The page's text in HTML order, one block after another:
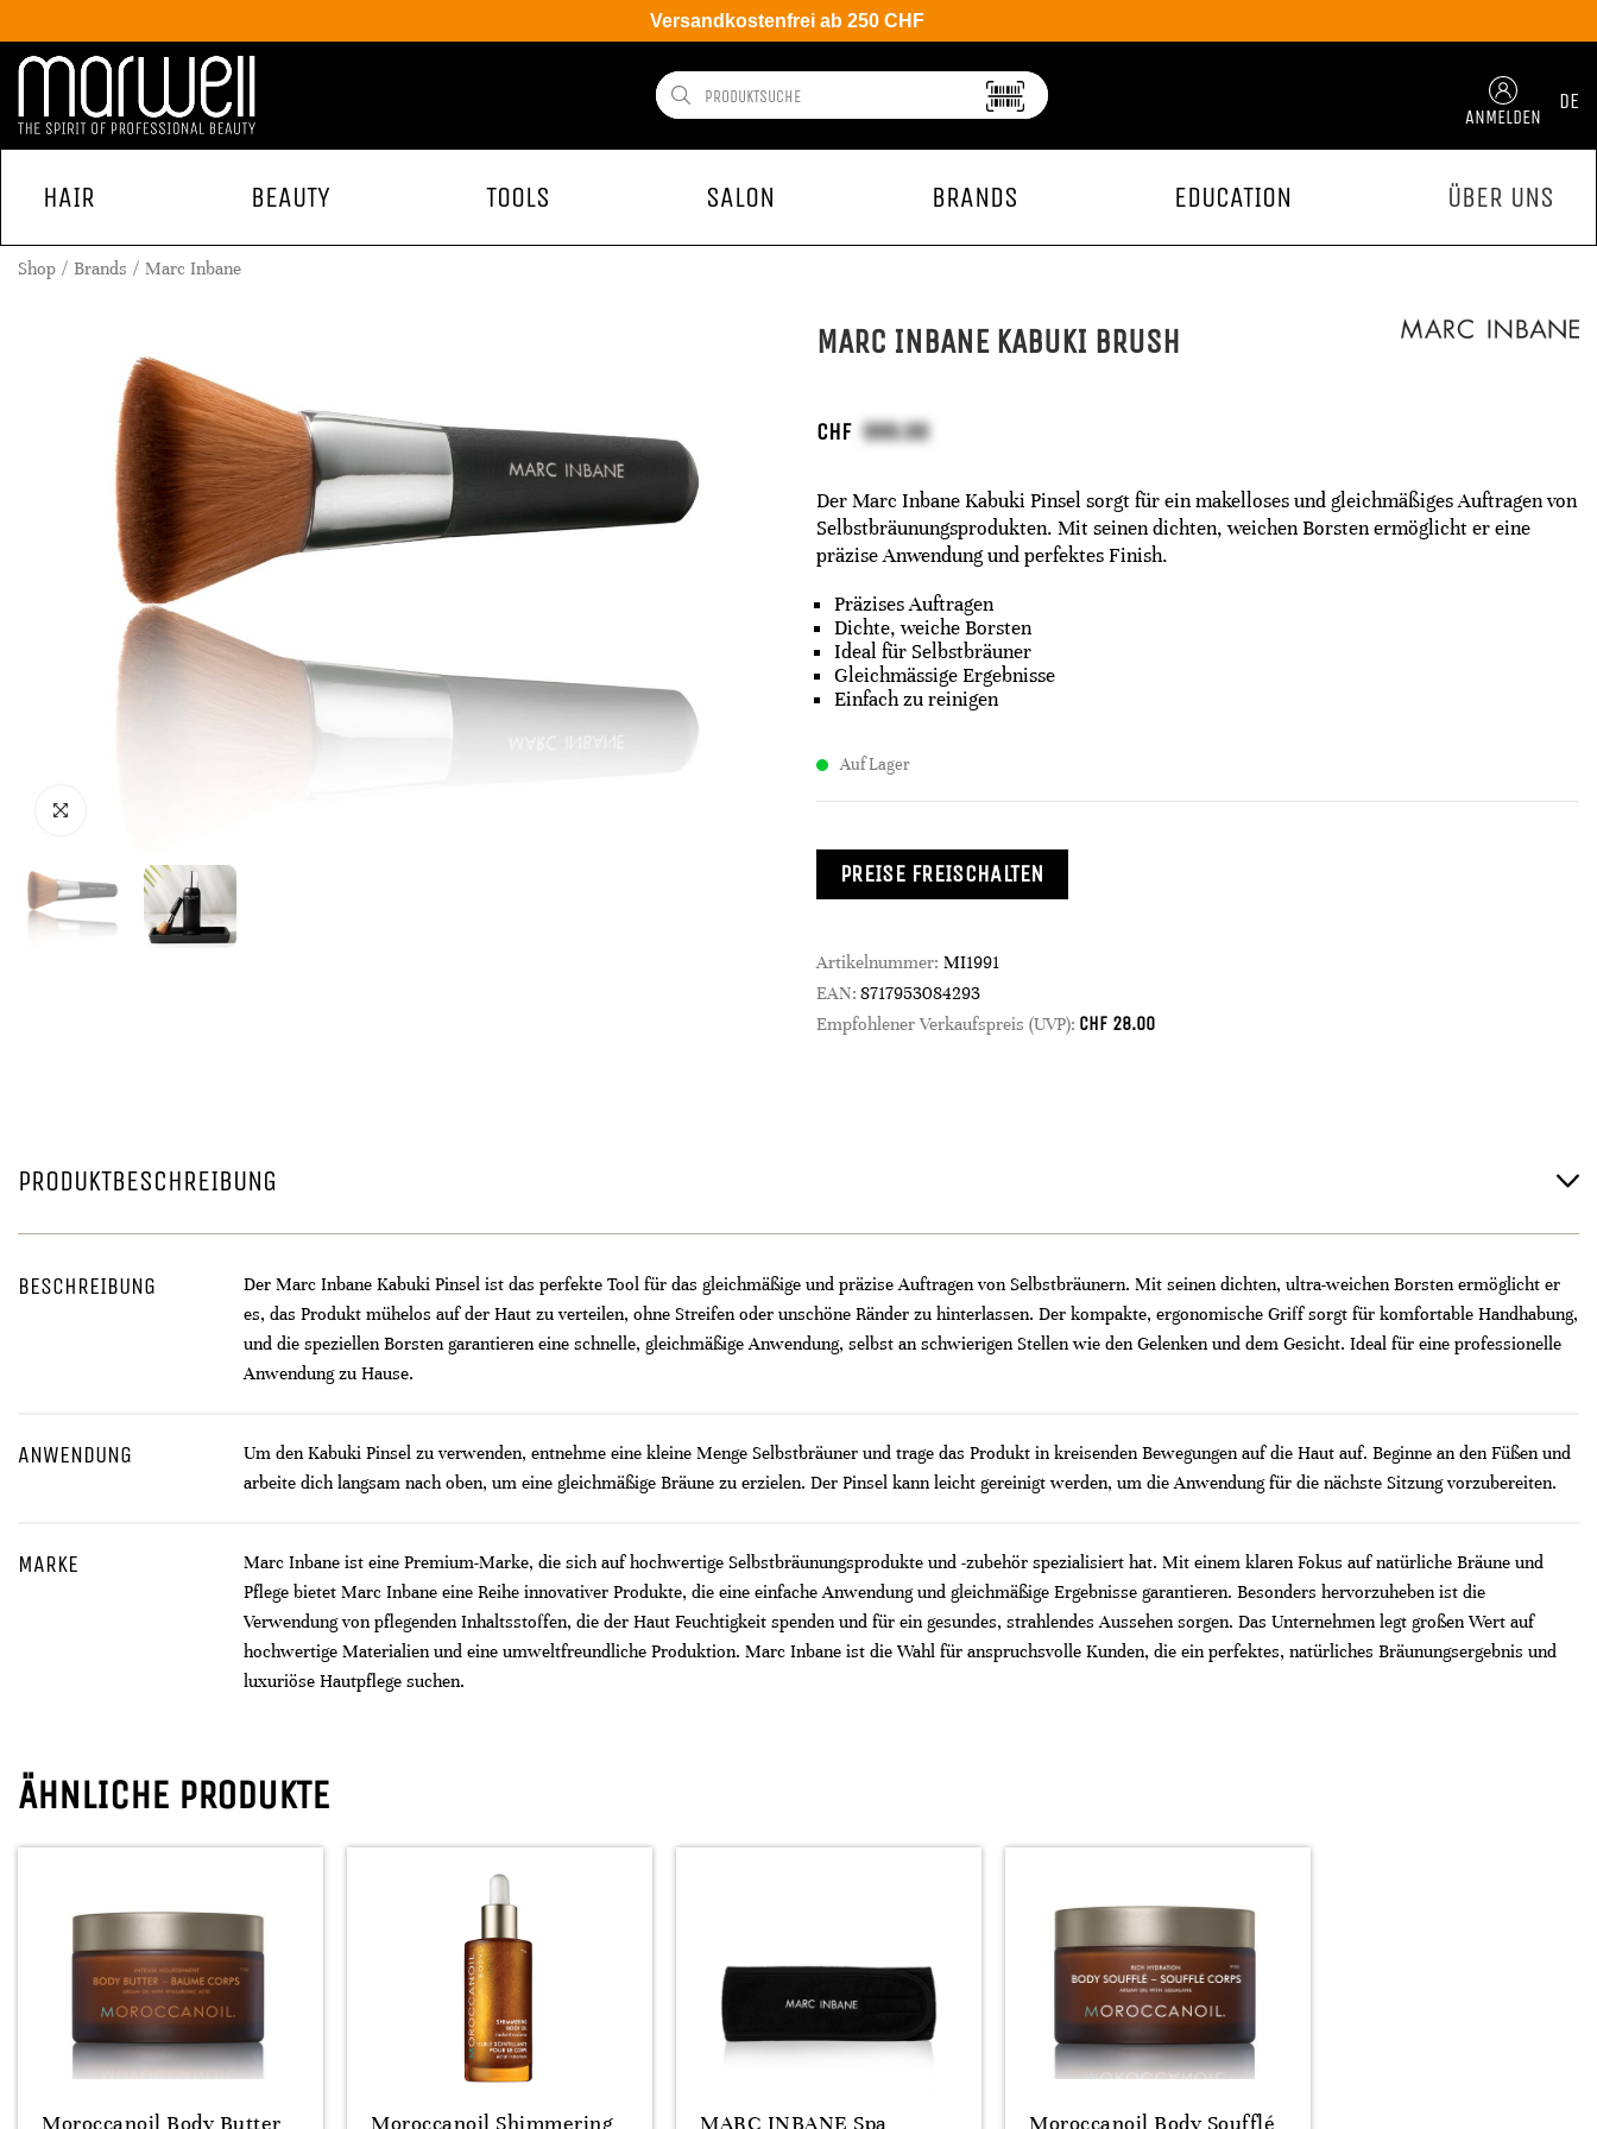
Versandkostenfrei ab 250 CHF
ANMELDEN
DE
HAIR BEAUTY TOOLS SALON BRANDS EDUCATION ÜBER UNS
Shop Brands Marc Inbane
MARC INBANE KABUKI BRUSH
CHF
Der Marc Inbane Kabuki Pinsel sorgt für ein makelloses und gleichmäßiges Auftragen von
Selbstbräunungsprodukten. Mit seinen dichten, weichen Borsten ermöglicht er eine
präzise Anwendung und perfektes Finish.
Präzises Auftragen
Dichte, weiche Borsten
Ideal für Selbstbräuner
Gleichmässige Ergebnisse
Einfach zu reinigen
Auf Lager
PREISE FREISCHALTEN
Artikelnummer: MI1991
EAN: 8717953084293
Empfohlener Verkaufspreis (UVP): CHF 28.00
PRODUKTBESCHREIBUNG
BESCHREIBUNG
Der Marc Inbane Kabuki Pinsel ist das perfekte Tool für das gleichmäßige und präzise Auftragen von Selbstbräunern. Mit seinen dichten, ultra-weichen Borsten ermöglicht er
es, das Produkt mühelos auf der Haut zu verteilen, ohne Streifen oder unschöne Ränder zu hinterlassen. Der kompakte, ergonomische Griff sorgt für komfortable Handhabung,
und die speziellen Borsten garantieren eine schnelle, gleichmäßige Anwendung, selbst an schwierigen Stellen wie den Gelenken und dem Gesicht. Ideal für eine professionelle
Anwendung zu Hause.
ANWENDUNG
Um den Kabuki Pinsel zu verwenden, entnehme eine kleine Menge Selbstbräuner und trage das Produkt in kreisenden Bewegungen auf die Haut auf. Beginne an den Füßen und
arbeite dich langsam nach oben, um eine gleichmäßige Bräune zu erzielen. Der Pinsel kann leicht gereinigt werden, um die Anwendung für die nächste Sitzung vorzubereiten.
MARKE
Marc Inbane ist eine Premium-Marke, die sich auf hochwertige Selbstbräunungsprodukte und -zubehör spezialisiert hat. Mit einem klaren Fokus auf natürliche Bräune und
Pflege bietet Marc Inbane eine Reihe innovativer Produkte, die eine einfache Anwendung und gleichmäßige Ergebnisse garantieren. Besonders hervorzuheben ist die
Verwendung von pflegenden Inhaltsstoffen, die der Haut Feuchtigkeit spenden und für ein gesundes, strahlendes Aussehen sorgen. Das Unternehmen legt großen Wert auf
hochwertige Materialien und eine umweltfreundliche Produktion. Marc Inbane ist die Wahl für anspruchsvolle Kunden, die ein perfektes, natürliches Bräunungsergebnis und
luxuriöse Hautpflege suchen.
ÄHNLICHE PRODUKTE
Moroccanoil Body Butter Moroccanoil Shimmering MARC INBANE Spa Moroccanoil Body Soufflé